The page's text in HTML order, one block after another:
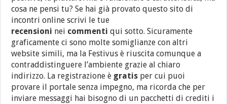
cosa ne pensi tu? Se hai già provato questo sito di
incontri online scrivi le tue
recensioni nei commentiqui sotto. Sicuramente
graficamente ci sono molte somiglianze con altri
website simili, ma la Festivus è riuscita comunque a
contraddistinguere l’ambiente grazie al chiaro
indirizzo. La registrazione è gratis per cui puoi
provare il portale senza impegno, ma ricorda che per
inviare messaggi hai bisogno di un pacchetti di crediti i